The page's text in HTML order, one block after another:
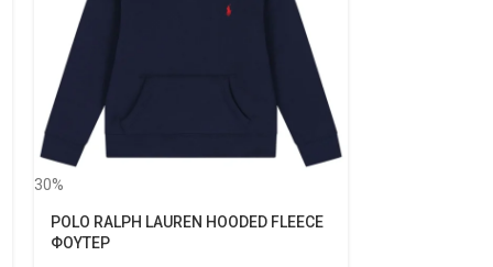
30%
POLO RALPH LAUREN HOODED FLEECE
ΦΟΥΤΕΡ